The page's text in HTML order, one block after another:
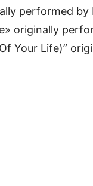
performed by
originally
Your Life)”